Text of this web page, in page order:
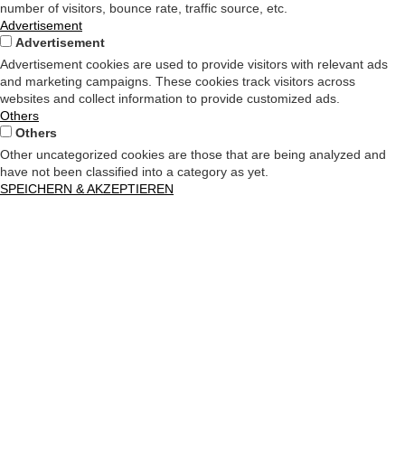
number of visitors, bounce rate, traffic source, etc.
Advertisement
Advertisement
Advertisement cookies are used to provide visitors with relevant ads
and marketing campaigns. These cookies track visitors across
websites and collect information to provide customized ads.
Others
Others
Other uncategorized cookies are those that are being analyzed and
have not been classified into a category as yet.
SPEICHERN & AKZEPTIEREN